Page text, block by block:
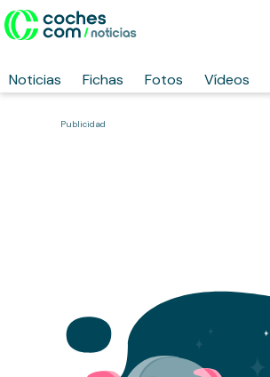
Noticias Fichas Fotos Vídeos
Publicidad